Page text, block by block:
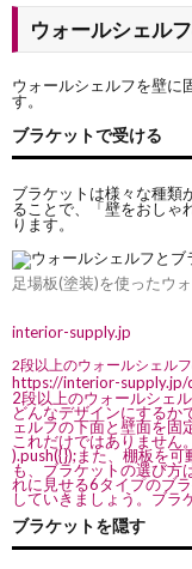
ウォールシェル
ウォールシェルフを壁
す。
ブラケットで受ける
ブラケットは様々な種類
ることで、「壁をおしゃ
ります。
足場板(塗装)を使ったウ
interior-supply.jp
2段以上のウォールシェル
https://interior-supply.jp/
2段以上のウォールシェ
どんなデザインにするか
ェルフの下面と壁面を固
これだけではありませ
).push({});また、棚板を
も、ブラケットの選び方
れに見せる6タイプのブ
していきましょう。ブラ
ブラケットを隠す